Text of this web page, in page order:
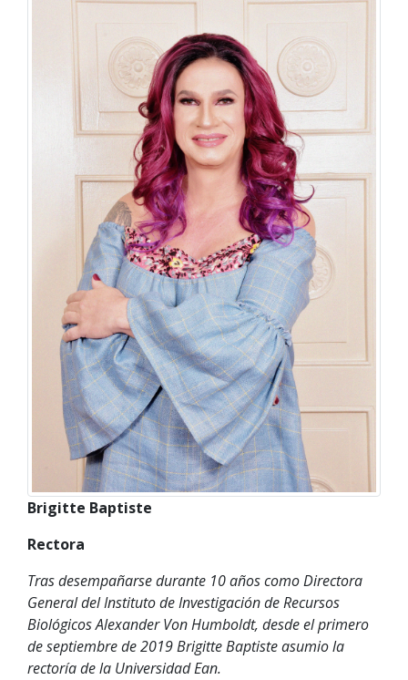
Brigitte Baptiste
Rectora
Tras desempañarse durante 10 años como Directora
General del Instituto de Investigación de Recursos
Biológicos Alexander Von Humboldt, desde el primero
de septiembre de 2019 Brigitte Baptiste asumio la
rectoría de la Universidad Ean.